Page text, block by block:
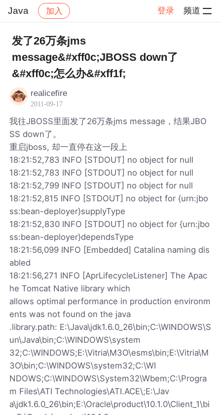
Java 加入 登录 频道
社区 Java
发了26万条jms
message&#xff0c;JBOSS down了
&#xff0c;怎么办&#xff1f;
realicefire
2011-09-17
我往JBOSS里面发了26万条jms message，结果JBO
SS down了。
重启jboss, 却一直停在这一段上
18:21:52,783 INFO [STDOUT] no object for null
18:21:52,783 INFO [STDOUT] no object for null
18:21:52,799 INFO [STDOUT] no object for null
18:21:52,815 INFO [STDOUT] no object for {urn:jbo
ss:bean-deployer}supplyType
18:21:52,830 INFO [STDOUT] no object for {urn:jbo
ss:bean-deployer}dependsType
18:21:56,099 INFO [Embedded] Catalina naming dis
abled
18:21:56,271 INFO [AprLifecycleListener] The Apac
he Tomcat Native library which
allows optimal performance in production environm
ents was not found on the java
.library.path: E:\Java\jdk1.6.0_26\bin;C:\WINDOWS\S
un\Java\bin;C:\WINDOWS\system
32;C:\WINDOWS;E:\Vitria\M3O\esms\bin;E:\Vitria\M
3O\bin;C:\WINDOWS\system32;C:\WI
NDOWS;C:\WINDOWS\System32\Wbem;C:\Progra
m Files\ATI Technologies\ATI.ACE\;E:\Jav
a\jdk1.6.0_26\bin;E:\Oracle\product\10.1.0\Client_1\bi